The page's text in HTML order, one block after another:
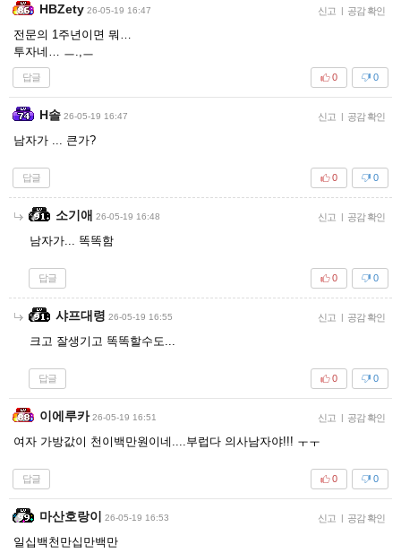
HBZety 26-05-19 16:47 신고 | 공감 확인
전문의 1주년이면 뭐…
투자네… ㅡ.,ㅡ
답글 0
0
H솔 26-05-19 16:47 신고 | 공감 확인
남자가 ... 큰가?
답글 0
0
소기애 26-05-19 16:48 신고 | 공감 확인
남자가... 똑똑함
답글 0
0
샤프대령 26-05-19 16:55 신고 | 공감 확인
크고 잘생기고 똑똑할수도...
답글 0
0
이에루카 26-05-19 16:51 신고 | 공감 확인
여자 가방값이 천이백만원이네....부럽다 의사남자야!!! ㅜㅜ
답글 0
0
마산호랑이 26-05-19 16:53 신고 | 공감 확인
일십백천만십만백만